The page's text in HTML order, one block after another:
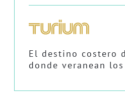
El destino costero
donde veranean